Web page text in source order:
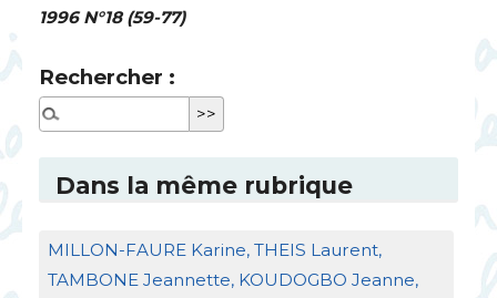
1996 N°18 (59-77)
Rechercher :
Dans la même rubrique
MILLON-FAUREKarine, THEIS Laurent,
TAMBONEJeannette, KOUDOGBO Jeanne,